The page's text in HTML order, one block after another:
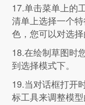
17.单击菜单上的
清单上选择一个
色，您可以对选择
18.在绘制草图时
到选择模式下。
19.当对话框打开
标工具来调整模型